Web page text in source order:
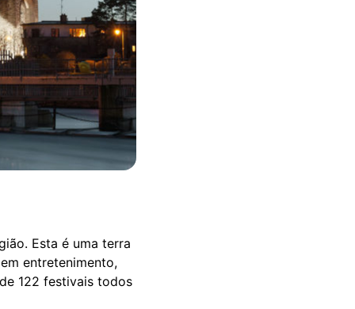
Esta é uma terra
entretenimento,
122 festivais todos